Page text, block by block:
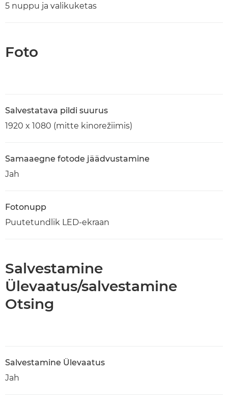
5 nuppu ja valikuketas
Foto
Salvestatava pildi suurus
1920 x 1080 (mitte kinorežiimis)
Samaaegne fotode jäädvustamine
Jah
Fotonupp
Puutetundlik LED-ekraan
Salvestamine
Ülevaatus/salvestamine
Otsing
Salvestamine Ülevaatus
Jah